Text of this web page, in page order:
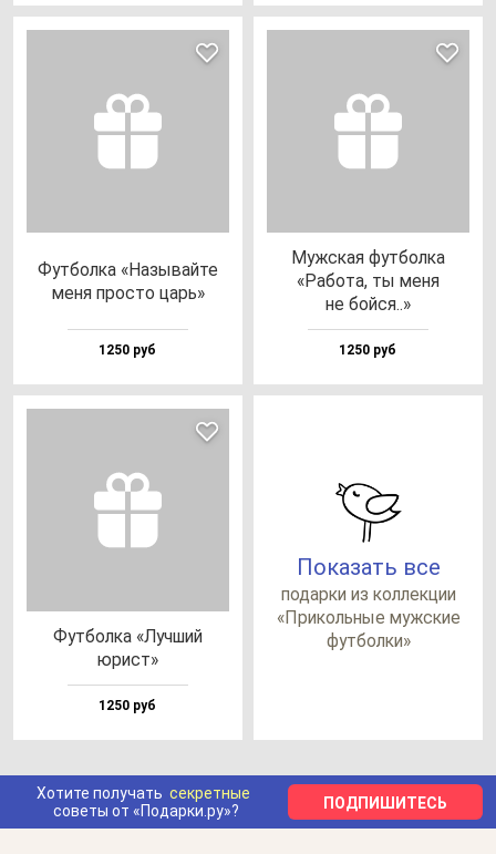
Фут­бол­ка «Назы­вай­те
ме­ня прос­то царь»
1250 руб
Муж­ская фут­бол­ка
«Рабо­та, ты ме­ня
не бой­ся..»
1250 руб
Фут­бол­ка «Луч­ший
юрист»
1250 руб
Показать все
по­дар­ки из кол­лек­ции
«При­коль­ные муж­ские
фут­бол­ки»
Хотите получать секретные
советы от «Подарки.ру»?
ПОДПИШИТЕСЬ